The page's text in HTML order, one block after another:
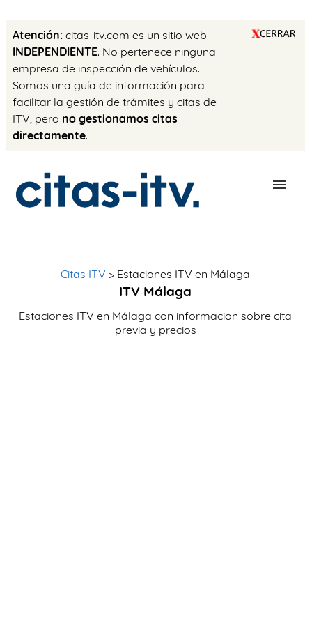
Atención: citas-itv.com es un sitio web
INDEPENDIENTE. No pertenece ninguna
empresa de inspección de vehículos.
Somos una guía de información para
facilitar la gestión de trámites y citas de
ITV, pero no gestionamos citas
directamente.
AYUDA
Citas ITV > Estaciones ITV en Málaga
ITV Málaga
Estaciones ITV en Málaga con informacion sobre cita
previa y precios